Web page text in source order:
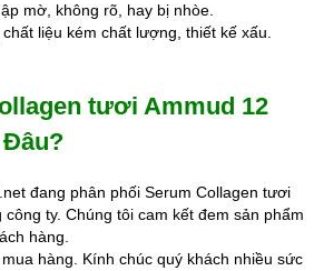
mờ, không rõ, hay bị nhòe.
liệu kém chất lượng, thiết kế xấu.
tươi Ammud 12
đang phân phối Serum Collagen tươi
ty. Chúng tôi cam kết đem sản phẩm
hàng.
hàng. Kính chúc quý khách nhiều sức